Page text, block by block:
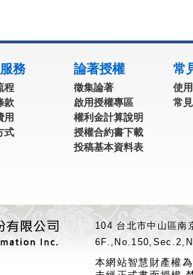
務
程
款
用
式
論著授權
徵集論著
啟用授權專區
權利金計算說明
授權合約書下載
投稿基本資料表
常
使
常
104 台北市中山區
本網站智慧財產權